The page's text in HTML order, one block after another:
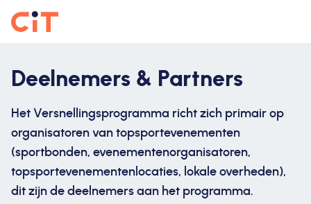
Deelnemers & Partners
Het Versnellingsprogramma richt zich primair op
organisatoren van topsportevenementen
(sportbonden, evenementenorganisatoren,
topsportevenementenlocaties, lokale overheden),
dit zijn de deelnemers aan het programma.